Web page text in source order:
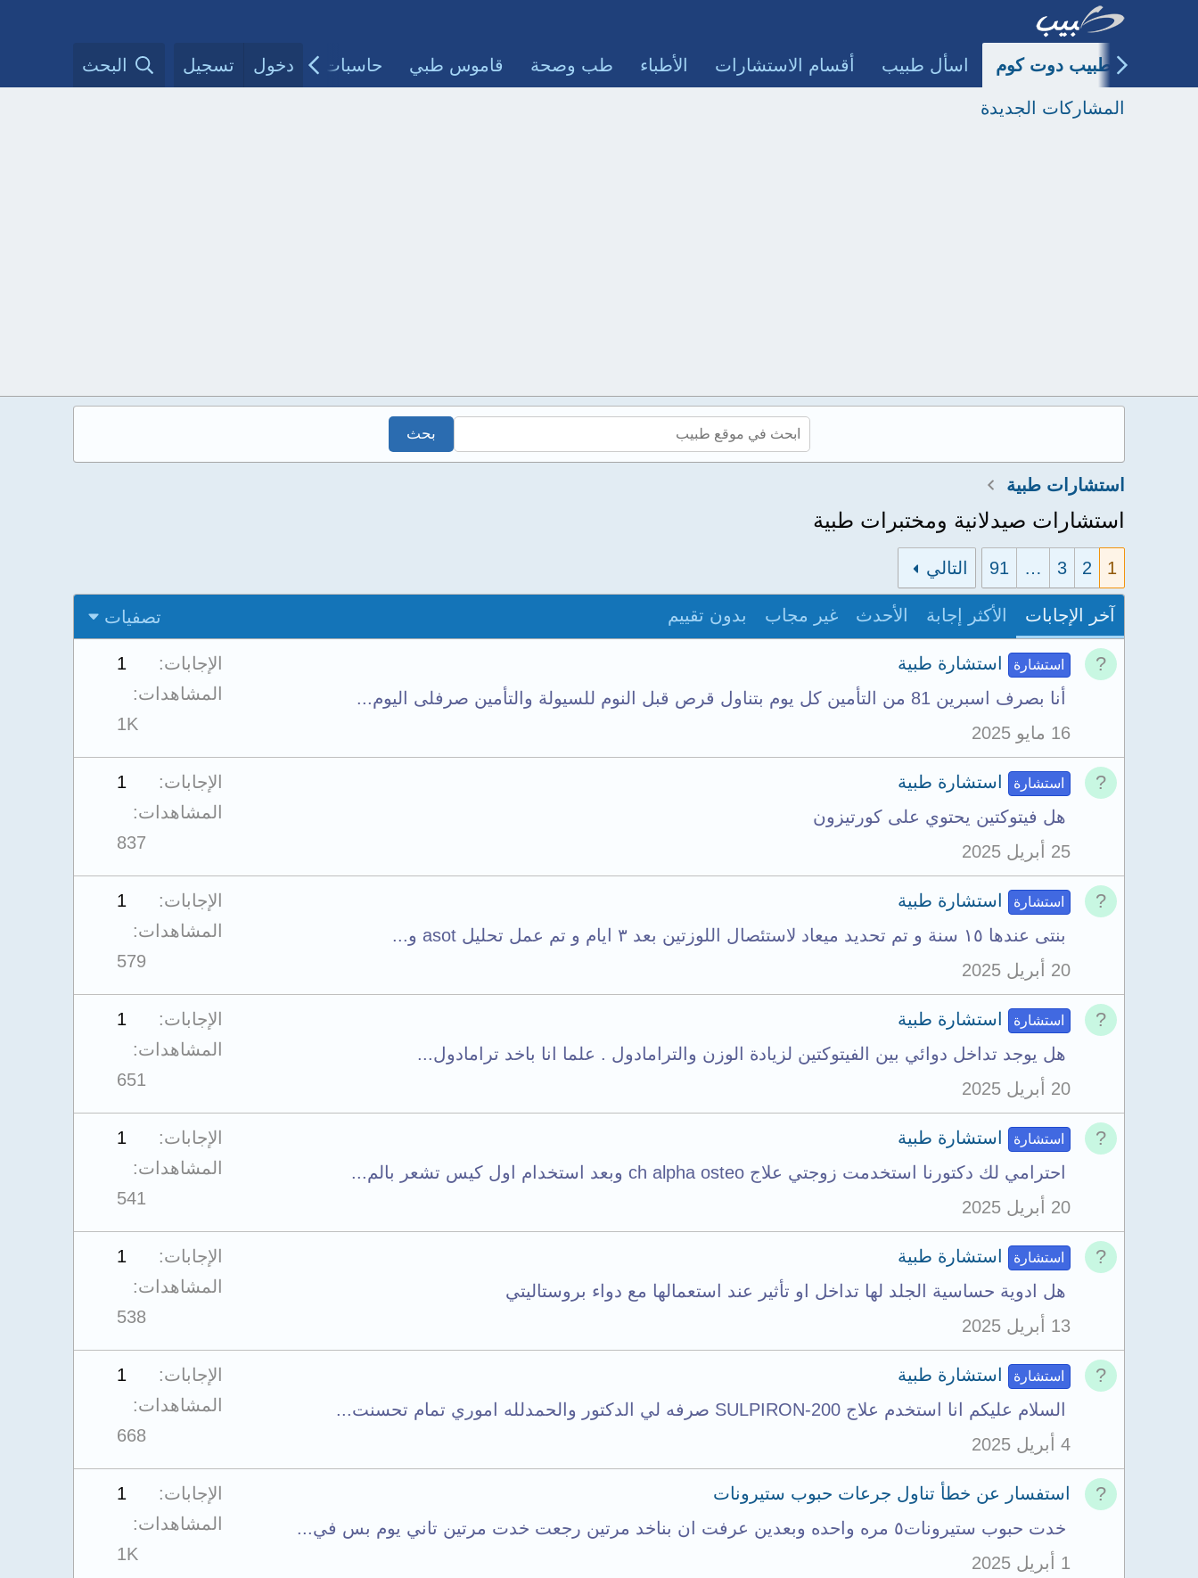
طبيب دوت كوم اسأل طبيب أقسام الاستشارات الأطباء طب وصحة قاموس طبي حاسبات طبية مقالات الأطباءدخول تسجيل البحث
المشاركات الجديدة
استشارات طبية
استشارات صيدلانية ومختبرات طبية
1
2
3
…
91 التالي
آخر الإجابات الأكثر إجابة الأحدث غير مجاب بدون تقييم تصفيات
استشارة
استشارة طبية
أنا بصرف اسبرين 81 من التأمين كل يوم بتناول قرص قبل النوم للسيولة والتأمين صرفلى اليوم...
16 مايو 2025
الإجابات
1
المشاهدات
1K
استشارة
استشارة طبية
هل فيتوكتين يحتوي على كورتيزون
25 أبريل 2025
الإجابات
1
المشاهدات
837
استشارة
استشارة طبية
بنتى عندها ١٥ سنة و تم تحديد ميعاد لاستئصال اللوزتين بعد ٣ ايام و تم عمل تحليل asot و...
20 أبريل 2025
الإجابات
1
المشاهدات
579
استشارة
استشارة طبية
هل يوجد تداخل دوائي بين الفيتوكتين لزيادة الوزن والترامادول . علما انا باخد ترامادول...
20 أبريل 2025
الإجابات
1
المشاهدات
651
استشارة
استشارة طبية
احترامي لك دكتورنا استخدمت زوجتي علاج ch alpha osteo وبعد استخدام اول كيس تشعر بالم...
20 أبريل 2025
الإجابات
1
المشاهدات
541
استشارة
استشارة طبية
هل ادوية حساسية الجلد لها تداخل او تأثير عند استعمالها مع دواء بروستاليتي
13 أبريل 2025
الإجابات
1
المشاهدات
538
استشارة
استشارة طبية
السلام عليكم انا استخدم علاج SULPIRON-200 صرفه لي الدكتور والحمدلله اموري تمام تحسنت...
4 أبريل 2025
الإجابات
1
المشاهدات
668
استفسار عن خطأ تناول جرعات حبوب ستيرونات
خدت حبوب ستيرونات٥ مره واحده وبعدين عرفت ان بناخد مرتين رجعت خدت مرتين تاني يوم بس في...
1 أبريل 2025
الإجابات
1
المشاهدات
1K